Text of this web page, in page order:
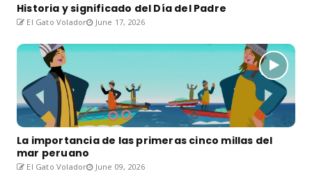
Historia y significado del Día del Padre
El Gato Volador June 17, 2026
La importancia de las primeras cinco millas del
mar peruano
El Gato Volador June 09, 2026